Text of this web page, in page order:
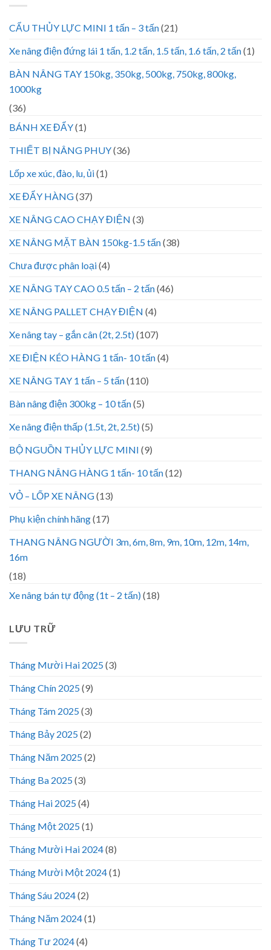
CẨU THỦY LỰC MINI 1 tấn – 3 tấn(21)
Xe nâng điện đứng lái 1 tấn, 1.2 tấn, 1.5 tấn, 1.6 tấn, 2 tấn(1)
BÀN NÂNG TAY 150kg, 350kg, 500kg, 750kg, 800kg,
1000kg
(36)
BÁNH XE ĐẨY(1)
THIẾT BỊ NÂNG PHUY(36)
Lốp xe xúc, đào, lu, ủi(1)
XE ĐẨY HÀNG(37)
XE NÂNG CAO CHẠY ĐIỆN (3)
XE NÂNG MẶT BÀN 150kg-1.5 tấn(38)
Chưa được phân loại(4)
XE NÂNG TAY CAO 0.5 tấn – 2 tấn(46)
XE NÂNG PALLET CHẠY ĐIỆN (4)
Xe nâng tay – gắn cân (2t, 2.5t)(107)
XE ĐIỆN KÉO HÀNG 1 tấn- 10 tấn(4)
XE NÂNG TAY 1 tấn – 5 tấn(110)
Bàn nâng điện 300kg – 10 tấn(5)
Xe nâng điện thấp (1.5t, 2t, 2.5t)(5)
BỘ NGUỒN THỦY LỰC MINI (9)
THANG NÂNG HÀNG 1 tấn- 10 tấn(12)
VỎ – LỐP XE NÂNG(13)
Phụ kiện chính hãng(17)
THANG NÂNG NGƯỜI 3m, 6m, 8m, 9m, 10m, 12m, 14m,
16m
(18)
Xe nâng bán tự động (1t – 2 tấn)(18)
LƯU TRỮ
Tháng Mười Hai 2025(3)
Tháng Chín 2025(9)
Tháng Tám 2025(3)
Tháng Bảy 2025(2)
Tháng Năm 2025(2)
Tháng Ba 2025(3)
Tháng Hai 2025(4)
Tháng Một 2025(1)
Tháng Mười Hai 2024(8)
Tháng Mười Một 2024(1)
Tháng Sáu 2024(2)
Tháng Năm 2024(1)
Tháng Tư 2024(4)